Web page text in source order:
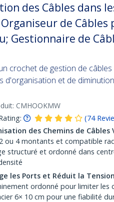
des Câbles dans
Organiseur de
Gestionnaire de
crochet de gestion de
d'organisation et de
CMHOOKMW
(74
des Chemins de Câbles
ou 4 montants et compatible
structuré et ordonné dans
les Ports et Réduit la
ordonné pour limiter les
6× 10 cm pour une fiabilité